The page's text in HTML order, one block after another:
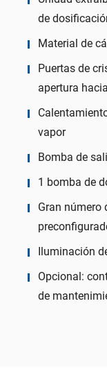
de
Material de
Puertas de
apertura
vapor
Bomba de
1 bomba de
Gran número
Iluminación
Opcional:
de